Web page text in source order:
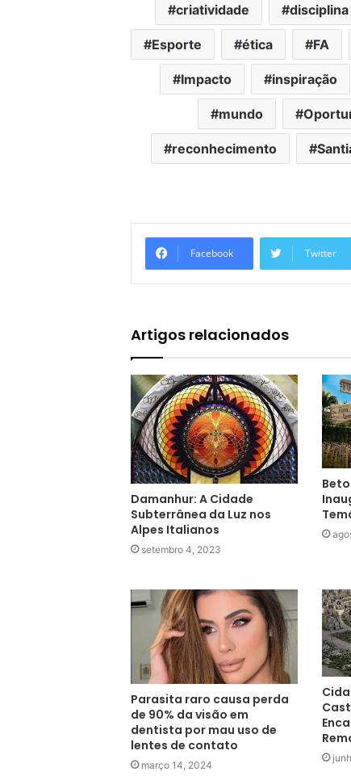
criatividade disciplina
Esporte ética FA
Impacto inspiração
mundo
reconhecimento
Facebook Twitter
Artigos relacionados
Damanhur: A Cidade
Subterrânea da Luz nos
Alpes Italianos
setembro 4, 2023
Parasita raro causa perda
de 90% da visão em
dentista por mau uso de
lentes de contato
março 14, 2024